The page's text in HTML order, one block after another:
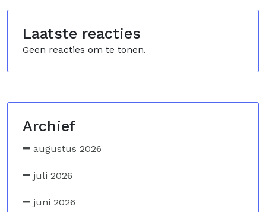
Laatste reacties
Geen reacties om te tonen.
Archief
augustus 2026
juli 2026
juni 2026